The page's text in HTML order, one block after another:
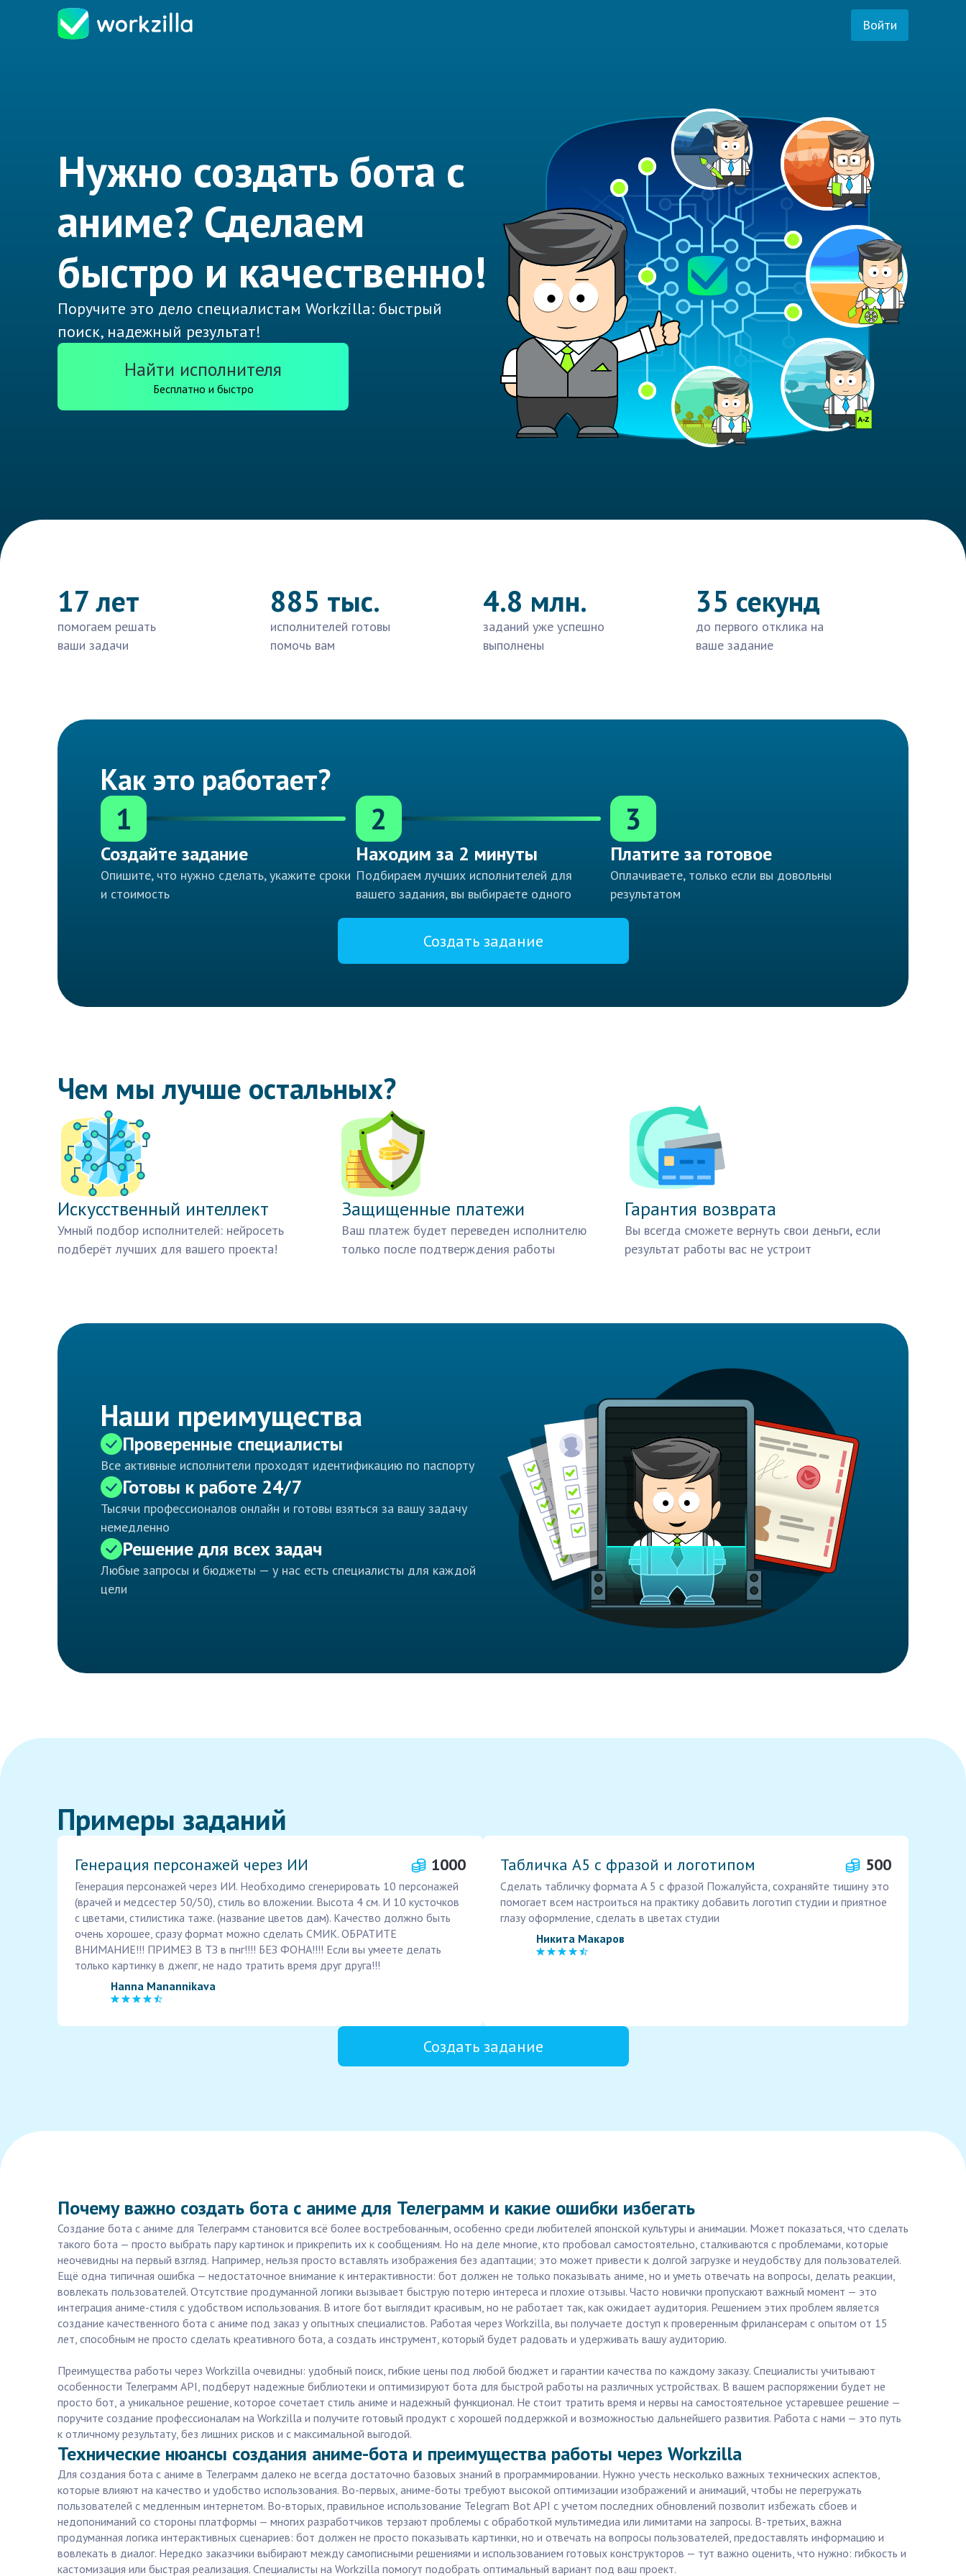
Войти
Нужно создать бота с
аниме? Сделаем
быстро и качественно!
Поручите это дело специалистам Workzilla: быстрый
поиск, надежный результат!
Найти исполнителя
Бесплатно и быстро
17 лет
помогаем решать
ваши задачи
885 тыс.
исполнителей готовы
помочь вам
4.8 млн.
заданий уже успешно
выполнены
35 секунд
до первого отклика на
ваше задание
Как это работает?
1
Создайте задание
Опишите, что нужно сделать, укажите сроки
и стоимость
2
Находим за 2 минуты
Подбираем лучших исполнителей для
вашего задания, вы выбираете одного
3
Платите за готовое
Оплачиваете, только если вы довольны
результатом
Создать задание
Чем мы лучше остальных?
Искусственный интеллект
Умный подбор исполнителей: нейросеть
подберёт лучших для вашего проекта!
Защищенные платежи
Ваш платеж будет переведен исполнителю
только после подтверждения работы
Гарантия возврата
Вы всегда сможете вернуть свои деньги, если
результат работы вас не устроит
Наши преимущества
Проверенные специалисты
Все активные исполнители проходят идентификацию по паспорту
Готовы к работе 24/7
Тысячи профессионалов онлайн и готовы взяться за вашу задачу
немедленно
Решение для всех задач
Любые запросы и бюджеты — у нас есть специалисты для каждой
цели
Примеры заданий
Генерация персонажей через ИИ 1000
Генерация персонажей через ИИ. Необходимо сгенерировать 10 персонажей
(врачей и медсестер 50/50), стиль во вложении. Высота 4 см. И 10 кусточков
с цветами, стилистика таже. (название цветов дам). Качество должно быть
очень хорошее, сразу формат можно сделать СМИК. ОБРАТИТЕ
ВНИМАНИЕ!!! ПРИМЕЗ В ТЗ в пнг!!!! БЕЗ ФОНА!!!! Если вы умеете делать
только картинку в джепг, не надо тратить время друг друга!!!
Hanna Manannikava
Табличка А5 с фразой и логотипом 500
Сделать табличку формата А 5 с фразой Пожалуйста, сохраняйте тишину это
помогает всем настроиться на практику добавить логотип студии и приятное
глазу оформление, сделать в цветах студии
Никита Макаров
Создать задание
Почему важно создать бота с аниме для Телеграмм и какие ошибки избегать
Создание бота с аниме для Телеграмм становится всё более востребованным, особенно среди любителей японской культуры и анимации. Может показаться, что сделать
такого бота — просто выбрать пару картинок и прикрепить их к сообщениям. Но на деле многие, кто пробовал самостоятельно, сталкиваются с проблемами, которые
неочевидны на первый взгляд. Например, нельзя просто вставлять изображения без адаптации; это может привести к долгой загрузке и неудобству для пользователей.
Ещё одна типичная ошибка — недостаточное внимание к интерактивности: бот должен не только показывать аниме, но и уметь отвечать на вопросы, делать реакции,
вовлекать пользователей. Отсутствие продуманной логики вызывает быструю потерю интереса и плохие отзывы. Часто новички пропускают важный момент — это
интеграция аниме-стиля с удобством использования. В итоге бот выглядит красивым, но не работает так, как ожидает аудитория. Решением этих проблем является
создание качественного бота с аниме под заказ у опытных специалистов. Работая через Workzilla, вы получаете доступ к проверенным фрилансерам с опытом от 15
лет, способным не просто сделать креативного бота, а создать инструмент, который будет радовать и удерживать вашу аудиторию.
Преимущества работы через Workzilla очевидны: удобный поиск, гибкие цены под любой бюджет и гарантии качества по каждому заказу. Специалисты учитывают
особенности Телеграмм API, подберут надежные библиотеки и оптимизируют бота для быстрой работы на различных устройствах. В вашем распоряжении будет не
просто бот, а уникальное решение, которое сочетает стиль аниме и надежный функционал. Не стоит тратить время и нервы на самостоятельное устаревшее решение —
поручите создание профессионалам на Workzilla и получите готовый продукт с хорошей поддержкой и возможностью дальнейшего развития. Работа с нами — это путь
к отличному результату, без лишних рисков и с максимальной выгодой.
Технические нюансы создания аниме-бота и преимущества работы через Workzilla
Для создания бота с аниме в Телеграмм далеко не всегда достаточно базовых знаний в программировании. Нужно учесть несколько важных технических аспектов,
которые влияют на качество и удобство использования. Во-первых, аниме-боты требуют высокой оптимизации изображений и анимаций, чтобы не перегружать
пользователей с медленным интернетом. Во-вторых, правильное использование Telegram Bot API с учетом последних обновлений позволит избежать сбоев и
недопониманий со стороны платформы — многих разработчиков терзают проблемы с обработкой мультимедиа или лимитами на запросы. В-третьих, важна
продуманная логика интерактивных сценариев: бот должен не просто показывать картинки, но и отвечать на вопросы пользователей, предоставлять информацию и
вовлекать в диалог. Нередко заказчики выбирают между самописными решениями и использованием готовых конструкторов — тут важно оценить, что нужно: гибкость и
кастомизация или быстрая реализация. Специалисты на Workzilla помогут подобрать оптимальный вариант под ваш проект.